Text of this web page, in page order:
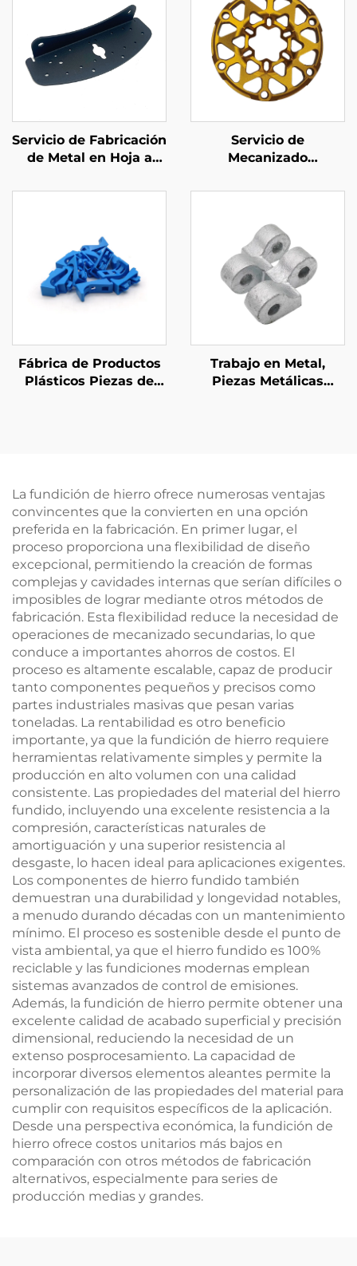
Servicio de Fabricación
de Metal en Hoja a
Acero Dobladadas con
Servicio de
Mecanizado
Mecanizado de
Acabado Anodizado
Fábrica de Productos
Plásticos Piezas de
Trabajo en Metal,
Piezas Metálicas
La fundición de hierro ofrece numerosas ventajas
convincentes que la convierten en una opción
preferida en la fabricación. En primer lugar, el
proceso proporciona una flexibilidad de diseño
excepcional, permitiendo la creación de formas
complejas y cavidades internas que serían difíciles o
imposibles de lograr mediante otros métodos de
fabricación. Esta flexibilidad reduce la necesidad de
operaciones de mecanizado secundarias, lo que
conduce a importantes ahorros de costos. El
proceso es altamente escalable, capaz de producir
tanto componentes pequeños y precisos como
partes industriales masivas que pesan varias
toneladas. La rentabilidad es otro beneficio
importante, ya que la fundición de hierro requiere
herramientas relativamente simples y permite la
producción en alto volumen con una calidad
consistente. Las propiedades del material del hierro
fundido, incluyendo una excelente resistencia a la
compresión, características naturales de
amortiguación y una superior resistencia al
desgaste, lo hacen ideal para aplicaciones exigentes.
Los componentes de hierro fundido también
demuestran una durabilidad y longevidad notables,
a menudo durando décadas con un mantenimiento
mínimo. El proceso es sostenible desde el punto de
vista ambiental, ya que el hierro fundido es 100%
reciclable y las fundiciones modernas emplean
sistemas avanzados de control de emisiones.
Además, la fundición de hierro permite obtener una
excelente calidad de acabado superficial y precisión
dimensional, reduciendo la necesidad de un
extenso posprocesamiento. La capacidad de
incorporar diversos elementos aleantes permite la
personalización de las propiedades del material para
cumplir con requisitos específicos de la aplicación.
Desde una perspectiva económica, la fundición de
hierro ofrece costos unitarios más bajos en
comparación con otros métodos de fabricación
alternativos, especialmente para series de
producción medias y grandes.